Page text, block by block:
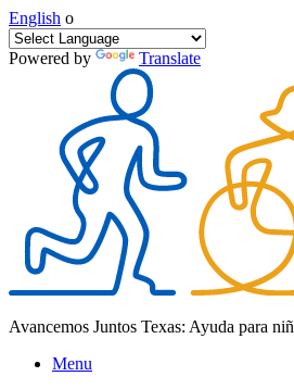
English o
Powered by Translate
Avancemos Juntos Texas: Ayuda para
Menu